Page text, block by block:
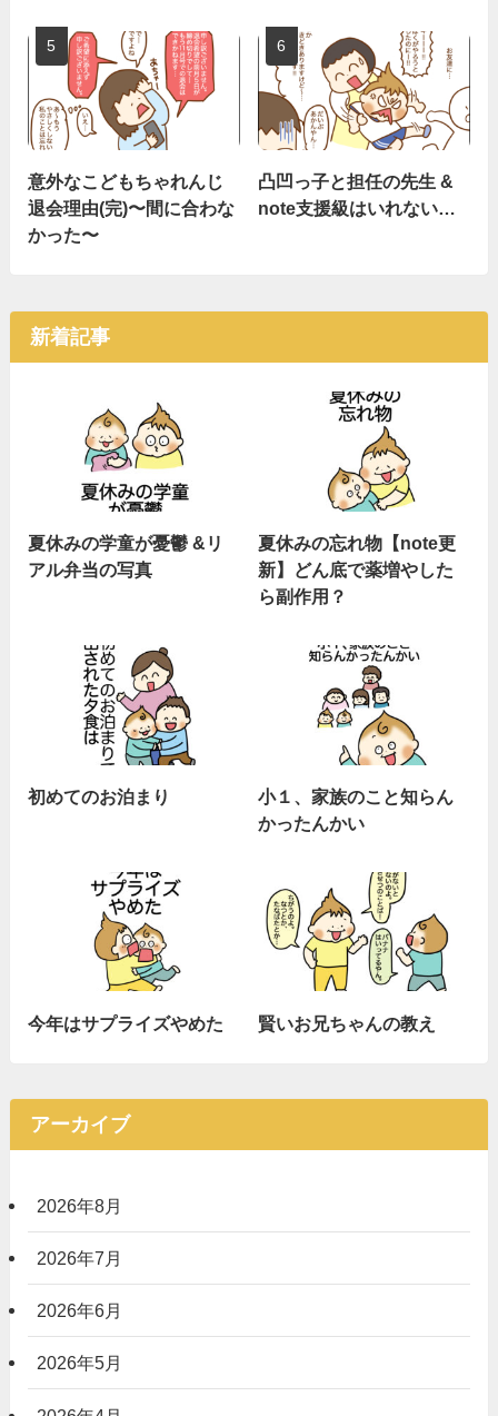
意外なこどもちゃれんじ
退会理由(完)〜間に合わな
かった〜
凸凹っ子と担任の先生 &
note支援級はいれない…
新着記事
夏休みの学童が憂鬱 &リ
アル弁当の写真
夏休みの忘れ物【note更
新】どん底で薬増やした
ら副作用？
初めてのお泊まり
小１、家族のこと知らん
かったんかい
今年はサプライズやめた 賢いお兄ちゃんの教え
アーカイブ
2026年8月
2026年7月
2026年6月
2026年5月